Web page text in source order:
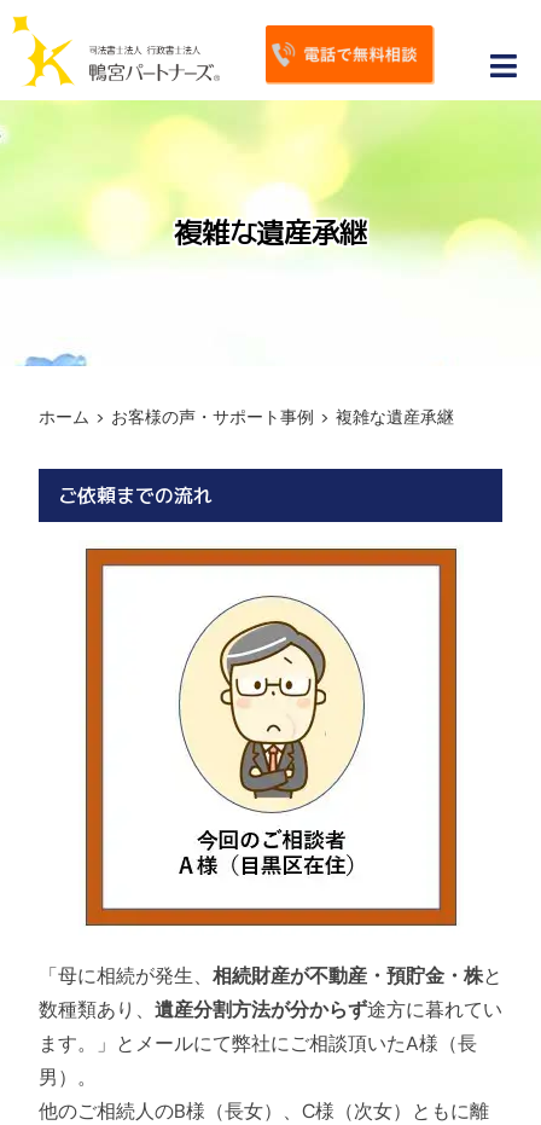
t
鴨宮パートナーズが選ばれる理由
相続手続き
相続トピックス
お客様の声・サポート事例
よくあるご質問
お知らせ
事務所概要・アクセス
複雑な遺産承継
ホーム > お客様の声・サポート事例 > 複雑な遺産承継
ご依頼までの流れ
「母に相続が発生、 相続財産が不動産・預貯金・株と
数種類あり、 遺産分割方法が分からず途方に暮れてい
ます。」とメールにて弊社にご相談頂いたA様（長
男）。
他のご相続人のB様（長女）、C様（次女）ともに離